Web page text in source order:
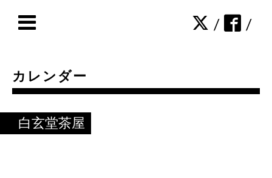
/ /
カレンダー
白玄堂茶屋